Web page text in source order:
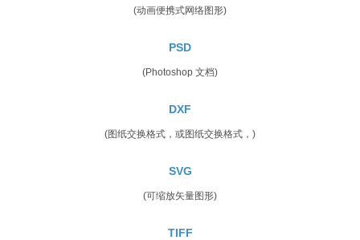
(动画便携式网络图形)
PSD
(Photoshop 文档)
DXF
(图纸交换格式，或图纸交换格式，)
SVG
(可缩放矢量图形)
TIFF